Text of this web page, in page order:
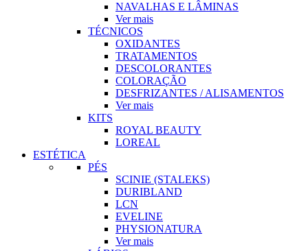
NAVALHAS E LÂMINAS
Ver mais
TÉCNICOS
OXIDANTES
TRATAMENTOS
DESCOLORANTES
COLORAÇÃO
DESFRIZANTES / ALISAMENTOS
Ver mais
KITS
ROYAL BEAUTY
LOREAL
ESTÉTICA
PÉS
SCINIE (STALEKS)
DURIBLAND
LCN
EVELINE
PHYSIONATURA
Ver mais